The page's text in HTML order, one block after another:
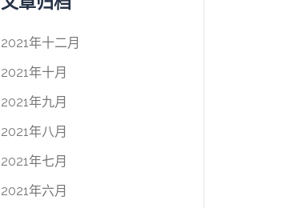
2021年十二月
2021年十月
2021年九月
2021年八月
2021年七月
2021年六月